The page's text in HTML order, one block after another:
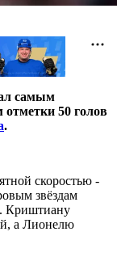
самым
50 голов
.
скоростью -
звёздам
Криштиану
а Лионелю